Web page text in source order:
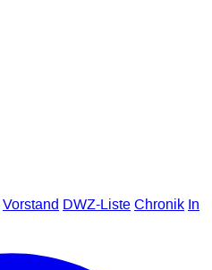
Vorstand DWZ-Liste Chronik In